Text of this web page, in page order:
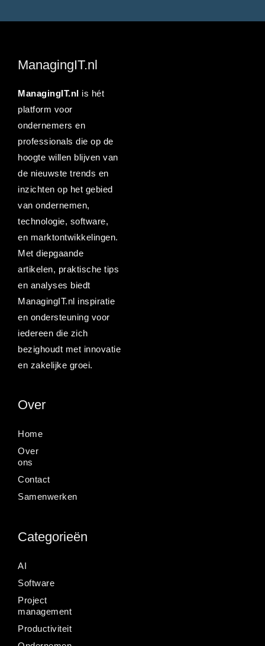
ManagingIT.nl
ManagingIT.nl is hét
platform voor
ondernemers en
professionals die op de
hoogte willen blijven van
de nieuwste trends en
inzichten op het gebied
van ondernemen,
technologie, software,
en marktontwikkelingen.
Met diepgaande
artikelen, praktische tips
en analyses biedt
ManagingIT.nl inspiratie
en ondersteuning voor
iedereen die zich
bezighoudt met innovatie
en zakelijke groei.
Over
Home
Over
ons
Contact
Samenwerken
Categorieën
AI
Software
Project
management
Productiviteit